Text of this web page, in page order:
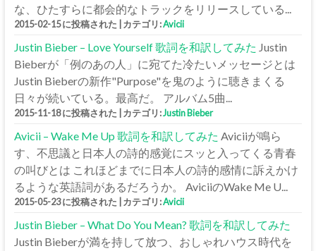
な、ひたすらに都会的なトラックをリリースしている...
2015-02-15 に投稿された カテゴリ:Avicii
Justin Bieber – Love Yourself 歌詞を和訳してみた Justin
Bieberが「例のあの人」に宛てた冷たいメッセージとは
Justin Bieberの新作"Purpose"を鬼のように聴きまくる
日々が続いている。最高だ。 アルバム5曲...
2015-11-18 に投稿された カテゴリ:Justin Bieber
Avicii – Wake Me Up 歌詞を和訳してみた Aviciiが鳴ら
す、不思議と日本人の詩的感覚にスッと入ってくる青春
の叫びとは これほどまでに日本人の詩的感情に訴えかけ
るような英語詞があるだろうか。 AviciiのWake Me U...
2015-05-23 に投稿された カテゴリ:Avicii
Justin Bieber – What Do You Mean? 歌詞を和訳してみた
Justin Bieberが満を持して放つ、おしゃれハウス時代を